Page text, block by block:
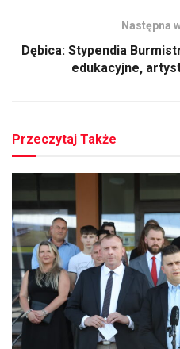
Następna
Dębica: Stypendia
edukacyjne,
Przeczytaj Także